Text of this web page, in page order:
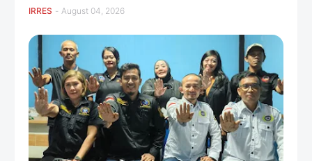
IRRES - August 04, 2026